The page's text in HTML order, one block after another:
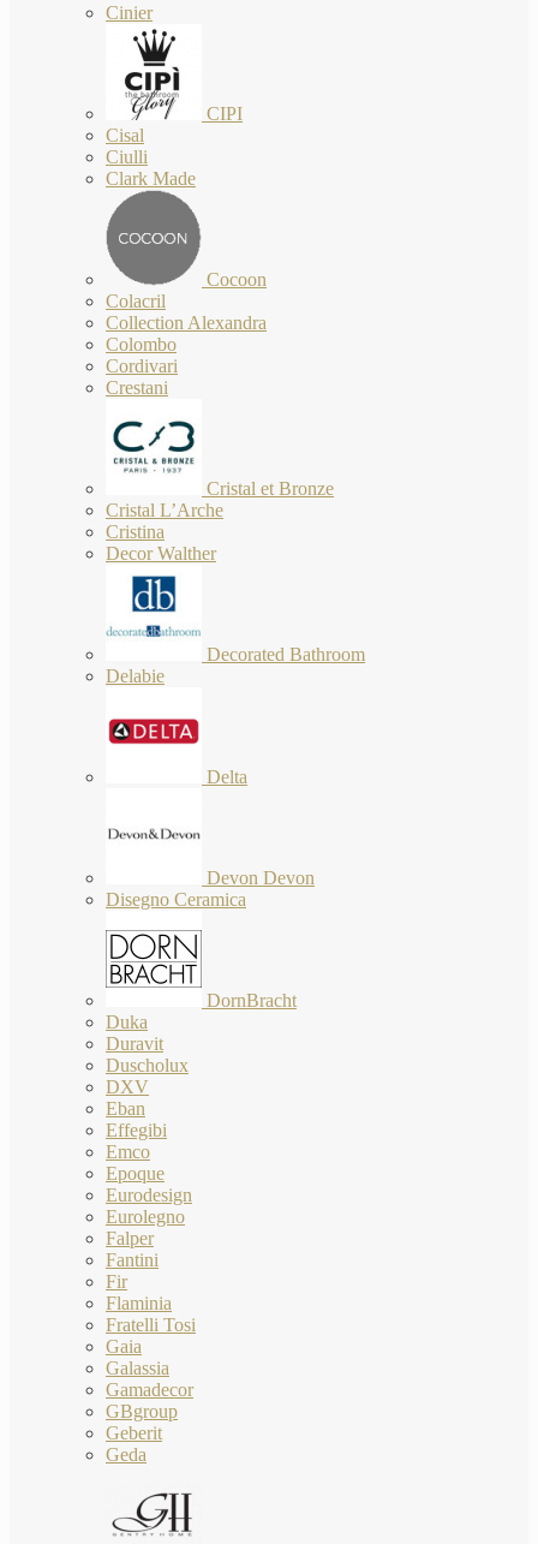
Cinier
CIPI
Cisal
Ciulli
Clark Made
Cocoon
Colacril
Collection Alexandra
Colombo
Cordivari
Crestani
Cristal et Bronze
Cristal L’Arche
Cristina
Decor Walther
Decorated Bathroom
Delabie
Delta
Devon Devon
Disegno Ceramica
DornBracht
Duka
Duravit
Duscholux
DXV
Eban
Effegibi
Emco
Epoque
Eurodesign
Eurolegno
Falper
Fantini
Fir
Flaminia
Fratelli Tosi
Gaia
Galassia
Gamadecor
GBgroup
Geberit
Geda